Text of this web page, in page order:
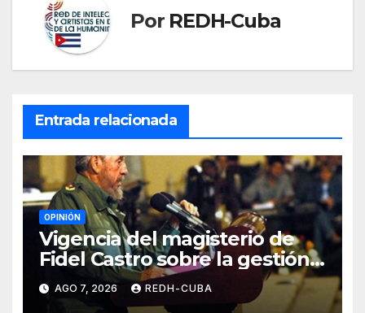
Por REDH-Cuba
Entrada relacionada
OPINIÓN
Vigencia del magisterio de
Fidel Castro sobre la gestión
del liderazgo revolucionario.
Por Jorge Luís Guach Estévez
AGO 7, 2026 REDH-CUBA